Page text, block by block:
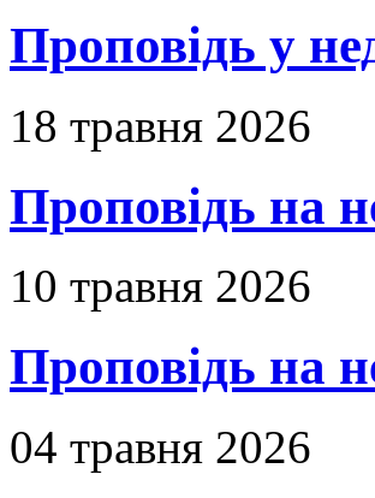
Проповідь у
18 травня 2026
Проповідь на
10 травня 2026
Проповідь на
04 травня 2026